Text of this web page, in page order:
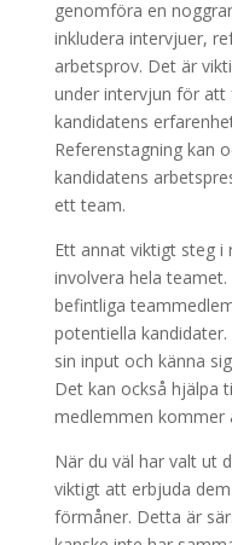
genomföra en
inkludera intervjuer,
arbetsprov. Det är
under intervjun för
kandidatens
Referenstagning kan
kandidatens
ett team.
Ett annat viktigt steg i
involvera hela
befintliga
potentiella
sin input och känna
Det kan också hjälpa
medlemmen kommer
När du väl har valt ut
viktigt att erbjuda
förmåner. Detta är